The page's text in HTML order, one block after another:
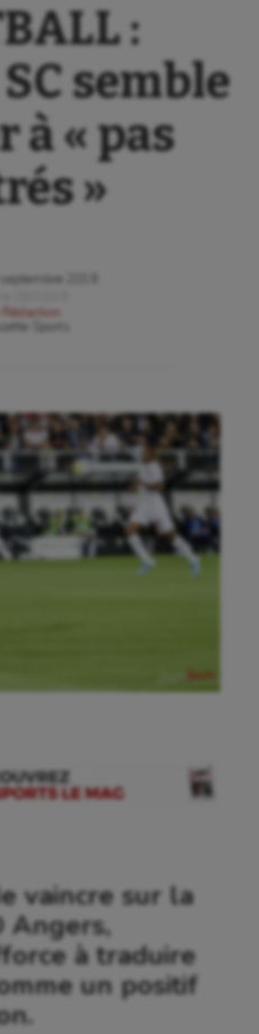
:
semble
à « pas
»
septembre 2019
Rédaction
Sports
vaincre sur la
Angers,
à traduire
un positif